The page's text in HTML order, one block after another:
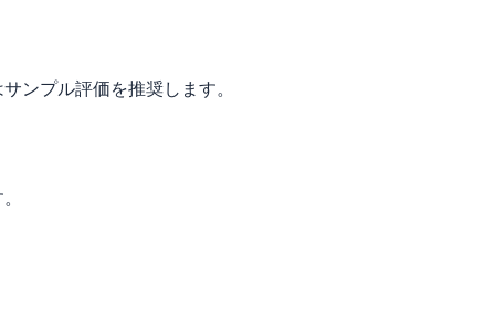
ンプル評価を推奨します。